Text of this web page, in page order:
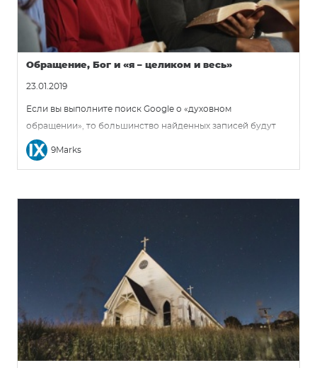
Обращение, Бог и «я – целиком и весь»
23.01.2019
Если вы выполните поиск Google о «духовном
обращении», то большинство найденных записей будут
выглядеть примерно так: обращение — это «принятие
новой религии» или «это внутреннее принятие новой
9Marks